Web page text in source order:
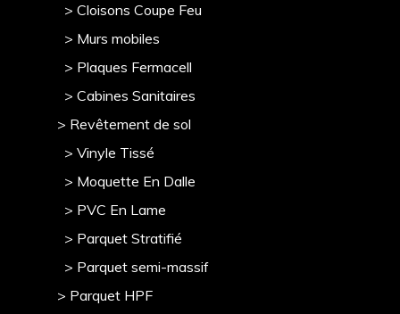
> Cloisons Coupe Feu
> Murs mobiles
> Plaques Fermacell
> Cabines Sanitaires
> Revêtement de sol
> Vinyle Tissé
> Moquette En Dalle
> PVC En Lame
> Parquet Stratifié
> Parquet semi-massif
> Parquet HPF